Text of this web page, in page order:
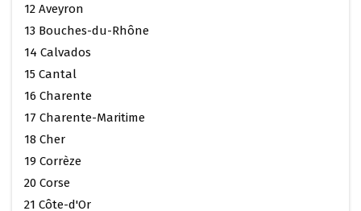
12 Aveyron
13 Bouches-du-Rhône
14 Calvados
15 Cantal
16 Charente
17 Charente-Maritime
18 Cher
19 Corrèze
20 Corse
21 Côte-d'Or